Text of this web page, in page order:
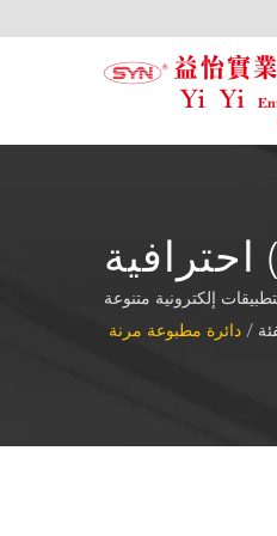
/ دائرة مطبوعة مرنة